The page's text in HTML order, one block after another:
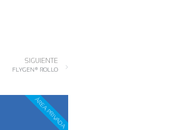
SIGUIENTE
FLYGEN® ROLLO
ÁREA PRIVADA